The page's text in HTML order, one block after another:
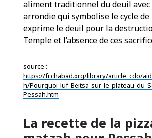
aliment traditionnel du deuil avec
arrondie qui symbolise le cycle de
exprime le deuil pour la
Temple et l’absence de ces
source :
https://fr.chabad.org/library/article_cdo/
h/Pourquoi-luf-Beitsa-sur-le-plateau-du-
Pessah.htm
La recette de la